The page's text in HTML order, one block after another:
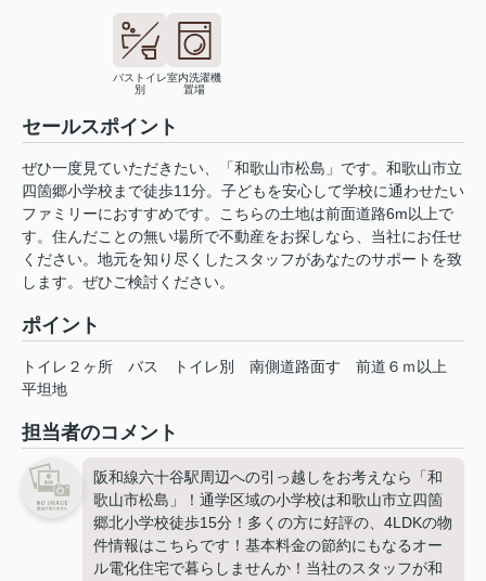
バストイレ
別
室内洗濯機
置場
セールスポイント
ぜひ一度見ていただきたい、「和歌山市松島」です。和歌山市立
四箇郷小学校まで徒歩11分。子どもを安心して学校に通わせたい
ファミリーにおすすめです。こちらの土地は前面道路6m以上で
す。住んだことの無い場所で不動産をお探しなら、当社にお任せ
ください。地元を知り尽くしたスタッフがあなたのサポートを致
します。ぜひご検討ください。
ポイント
トイレ２ヶ所 バス トイレ別 南側道路面す
前道６ｍ以上
平坦地
担当者のコメント
阪和線六十谷駅周辺への引っ越しをお考えなら「和
歌山市松島」！通学区域の小学校は和歌山市立四箇
郷北小学校徒歩15分！多くの方に好評の、4LDKの物
件情報はこちらです！基本料金の節約にもなるオー
ル電化住宅で暮らしませんか！当社のスタッフが和